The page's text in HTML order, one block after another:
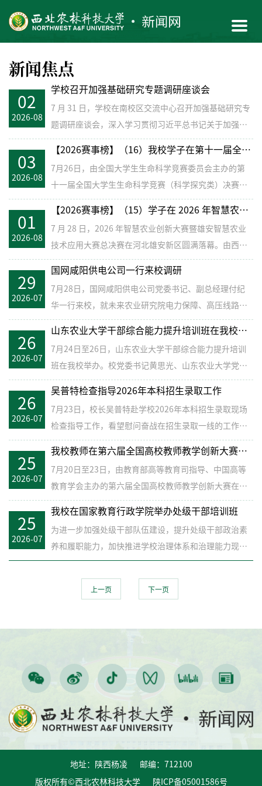
新闻焦点
02
2026-08
学校召开加强基础研究专题调研座谈会
7 月 31 日，学校在南校区交流中心召开加强基础研究专
题调研座谈会，深入学习贯彻习近平总书记关于加强基
础研究系列...
03
2026-08
【2026赛事榜】（16）我校学子在第十一届全国大学生生命科学竞赛再创佳绩
7月26日，由全国大学生生命科学竞赛委员会主办的第
十一届全国大学生生命科学竞赛（科学探究类）决赛在
新乡圆满落幕。经...
01
2026-08
【2026赛事榜】（15）学子在 2026 年智慧农业创新大赛暨雄安智慧农业技术应用大赛斩获全国第四名
7 月 28 日，2026 年智慧农业创新大赛暨雄安智慧农业
技术应用大赛总决赛在河北雄安新区圆满落幕。由西北
农林科技...
29
2026-07
国网咸阳供电公司一行来校调研
7月28日，国网咸阳供电公司党委书记、副总经理付纪
华一行来校，就未来农业研究院电力保障、高压线路迁
改、变电站建设等...
26
2026-07
山东农业大学干部综合能力提升培训班在我校举办
7月24日至26日，山东农业大学干部综合能力提升培训
班在我校举办。校党委书记黄思光、山东农业大学党委
书记张然、校长冷...
26
2026-07
吴普特检查指导2026年本科招生录取工作
7月23日，校长吴普特赴学校2026年本科招生录取现场
检查指导工作，看望慰问奋战在招生录取一线的工作人
员。副校长马...
25
2026-07
我校教师在第六届全国高校教师教学创新大赛中荣获二等奖
7月20日至23日，由教育部高等教育司指导、中国高等
教育学会主办的第六届全国高校教师教学创新大赛在南
京举行。我校植...
25
2026-07
我校在国家教育行政学院举办处级干部培训班
为进一步加强处级干部队伍建设，提升处级干部政治素
养和履职能力，加快推进学校治理体系和治理能力现代
化，7月18日至2...
上一页 下一页
地址：陕西杨凌 邮编：712100
版权所有©西北农林科技大学 陕ICP备05001586号